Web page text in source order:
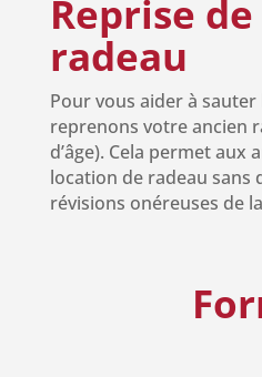
Reprise
radeau
Pour vous aider à sauter
reprenons votre ancien
d’âge). Cela permet aux
location de radeau sans
révisions onéreuses de